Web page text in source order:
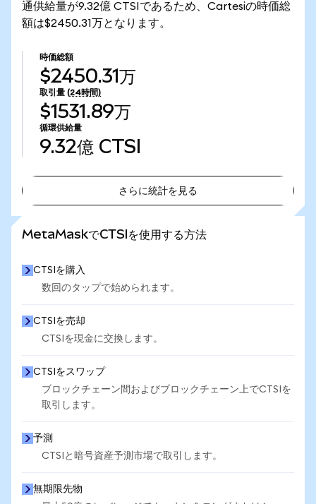
通供給量が9.32億 CTSIであるため、Cartesiの時価総
額は$2450.31万となります。
時価総額
$2450.31万
取引量 (24時間)
$1531.89万
循環供給量
9.32億 CTSI
さらに統計を見る
MetaMaskでCTSIを使用する方法
CTSIを購入
数回のタップで始められます。
CTSIを売却
CTSIを現金に交換します。
CTSIをスワップ
ブロックチェーン間およびブロックチェーン上でCTSIを
取引します。
予測
CTSIと暗号資産予測市場で取引します。
無期限先物